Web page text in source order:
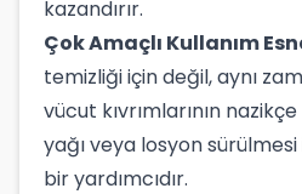
kazandırır.
Çok Amaçlı Kullanım
temizliği için değil, aynı
vücut kıvrımlarının
yağı veya losyon
bir yardımcıdır.